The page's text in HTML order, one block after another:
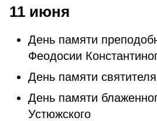
11 июня
День памяти
Феодосии
День памяти
День памяти
Устюжского